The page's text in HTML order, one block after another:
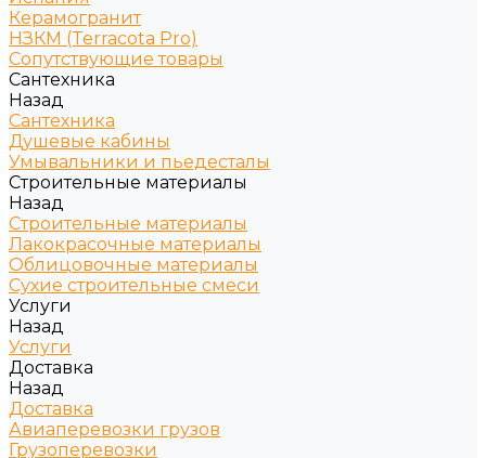
Керамогранит
НЗКМ (Terracota Pro)
Сопутствующие товары
Сантехника
Назад
Сантехника
Душевые кабины
Умывальники и пьедесталы
Строительные материалы
Назад
Строительные материалы
Лакокрасочные материалы
Облицовочные материалы
Сухие строительные смеси
Услуги
Назад
Услуги
Доставка
Назад
Доставка
Авиаперевозки грузов
Грузоперевозки